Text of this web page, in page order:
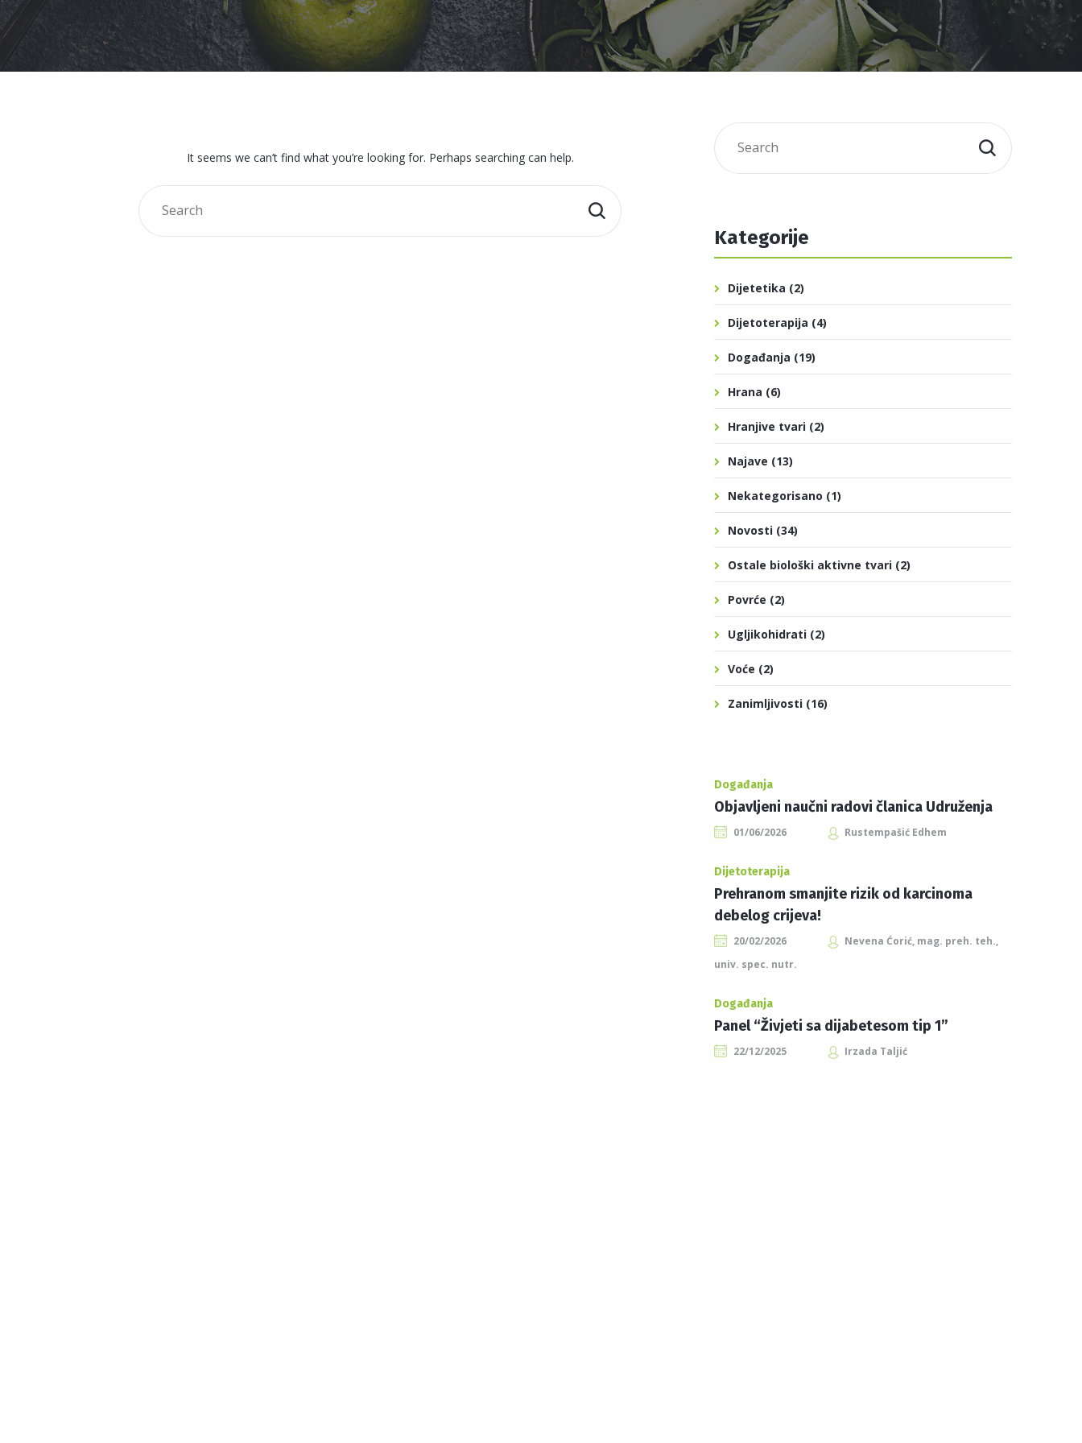
Meso / Riba / Jaja
Masti i ulja
Dijetoterapija
Dijetetika
It seems we can’t find what you’re looking for. Perhaps searching can help.
Kategorije
Dijetetika (2)
Dijetoterapija (4)
Događanja (19)
Hrana (6)
Hranjive tvari (2)
Najave (13)
Nekategorisano (1)
Novosti (34)
Ostale biološki aktivne tvari (2)
Povrće (2)
Ugljikohidrati (2)
Voće (2)
Zanimljivosti (16)
Događanja
Objavljeni naučni radovi članica Udruženja
01/06/2026 Rustempašić Edhem
Dijetoterapija
Prehranom smanjite rizik od karcinoma
debelog crijeva!
20/02/2026
Nevena Ćorić, mag. preh. teh.,
univ. spec. nutr.
Događanja
Panel “Živjeti sa dijabetesom tip 1”
22/12/2025 Irzada Taljić